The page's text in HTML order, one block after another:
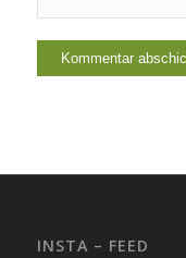
INSTA – FEED